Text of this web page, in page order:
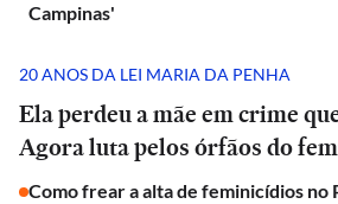
Campinas'
20 ANOS DA LEI MARIA DA PENHA
Ela perdeu a mãe em crime
Agora luta pelos órfãos do
Como frear a alta de feminicídios no